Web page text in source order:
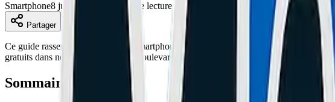
Smartphone8 juin 2026 5 min de lecture
Partager
Ce guide rassemble les pannes de smartphone que nous rencontrons le plus souvent
gratuits dans nos deux ateliers, 67 Boulevard Carnot à Cannes et 78 Boulevard Paul
Sommaire